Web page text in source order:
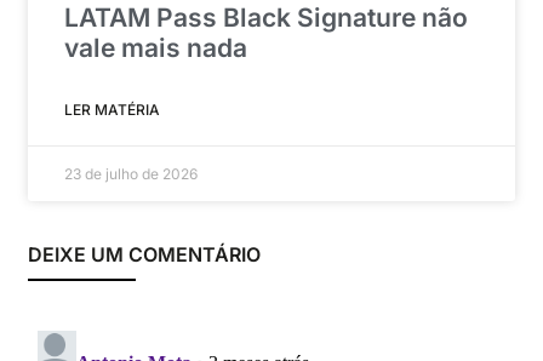
LATAM Pass Black Signature não
vale mais nada
LER MATÉRIA
23 de julho de 2026
DEIXE UM COMENTÁRIO